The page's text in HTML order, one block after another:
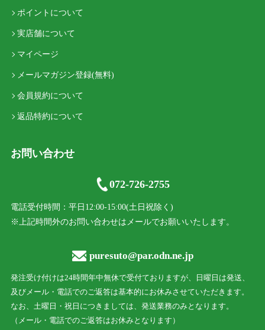
ポイントについて
実店舗について
マイページ
メールマガジン登録(無料)
会員規約について
返品特約について
お問い合わせ
072-726-2755
電話受付時間：平日12:00-15:00(土日祝除く)
※上記時間外のお問い合わせはメールでお願いいたします。
puresuto@par.odn.ne.jp
発注受け付けは24時間年中無休で受付ておりますが、日曜日は発送、
及びメール・電話でのご返答は基本的にお休みさせていただきます。
なお、土曜日・祝日につきましては、発送業務のみとなります。
（メール・電話でのご返答はお休みとなります）